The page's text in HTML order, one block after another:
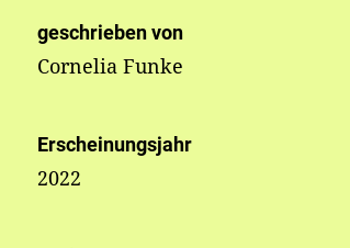
geschrieben von
Cornelia Funke
Erscheinungsjahr
2022